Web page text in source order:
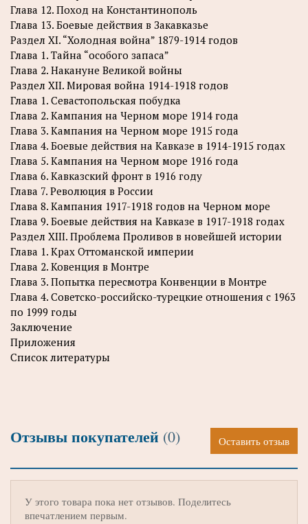
Глава 12. Поход на Константинополь
Глава 13. Боевые действия в Закавказье
Раздел XI. “Холодная война” 1879-1914 годов
Глава 1. Тайна “особого запаса”
Глава 2. Накануне Великой войны
Раздел XII. Мировая война 1914-1918 годов
Глава 1. Севастопольская побудка
Глава 2. Кампания на Черном море 1914 года
Глава 3. Кампания на Черном море 1915 года
Глава 4. Боевые действия на Кавказе в 1914-1915 годах
Глава 5. Кампания на Черном море 1916 года
Глава 6. Кавказский фронт в 1916 году
Глава 7. Революция в России
Глава 8. Кампания 1917-1918 годов на Черном море
Глава 9. Боевые действия на Кавказе в 1917-1918 годах
Раздел XIII. Проблема Проливов в новейшей истории
Глава 1. Крах Оттоманской империи
Глава 2. Ковенция в Монтре
Глава 3. Попытка пересмотра Конвенции в Монтре
Глава 4. Советско-российско-турецкие отношения с 1963
по 1999 годы
Заключение
Приложения
Список литературы
Отзывы покупателей (0) Оставить отзыв
У этого товара пока нет отзывов. Поделитесь
впечатлением первым.